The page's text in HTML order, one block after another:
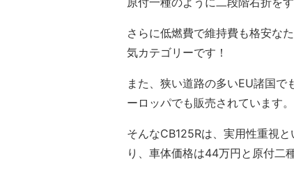
さらに低燃費で維持費も格安な
気カテゴリーです！
また、狭い道路の多いEU諸国で
ーロッパでも販売されています。
そんなCB125Rは、実用性重視
り、車体価格は44万円と原付二